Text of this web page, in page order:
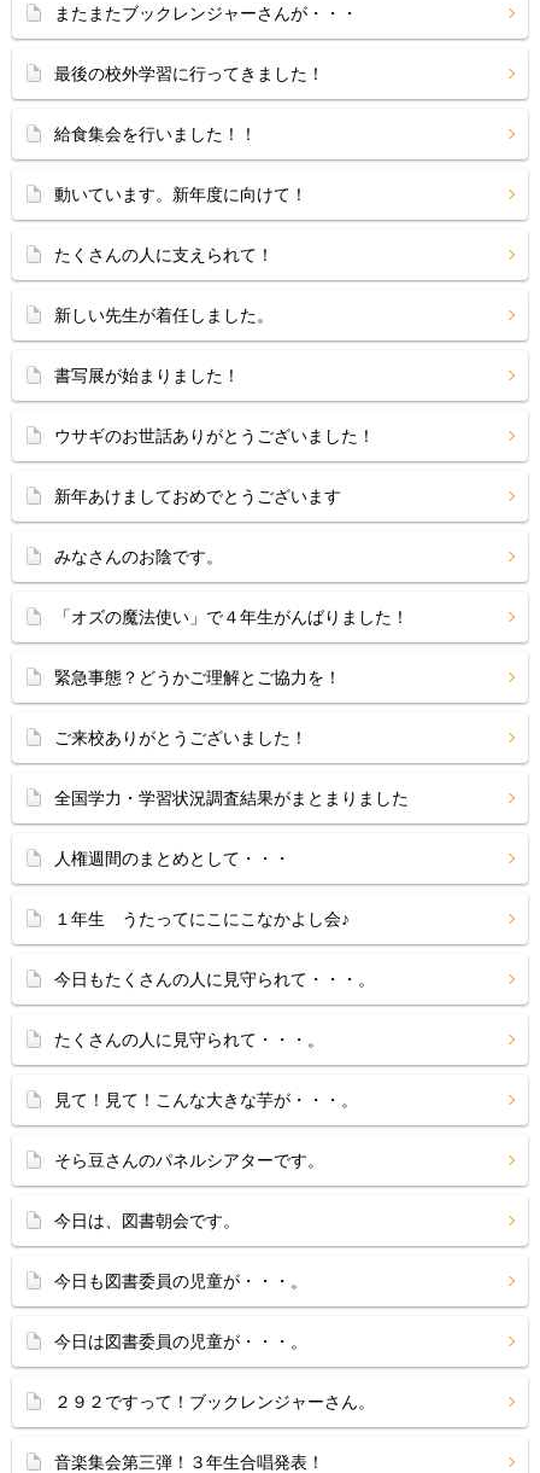
またまたブックレンジャーさんが・・・
最後の校外学習に行ってきました！
給食集会を行いました！！
動いています。新年度に向けて！
たくさんの人に支えられて！
新しい先生が着任しました。
書写展が始まりました！
ウサギのお世話ありがとうございました！
新年あけましておめでとうございます
みなさんのお陰です。
「オズの魔法使い」で４年生がんばりました！
緊急事態？どうかご理解とご協力を！
ご来校ありがとうございました！
全国学力・学習状況調査結果がまとまりました
人権週間のまとめとして・・・
１年生 うたってにこにこなかよし会♪
今日もたくさんの人に見守られて・・・。
たくさんの人に見守られて・・・。
見て！見て！こんな大きな芋が・・・。
そら豆さんのパネルシアターです。
今日は、図書朝会です。
今日も図書委員の児童が・・・。
今日は図書委員の児童が・・・。
２９２ですって！ブックレンジャーさん。
音楽集会第三弾！３年生合唱発表！